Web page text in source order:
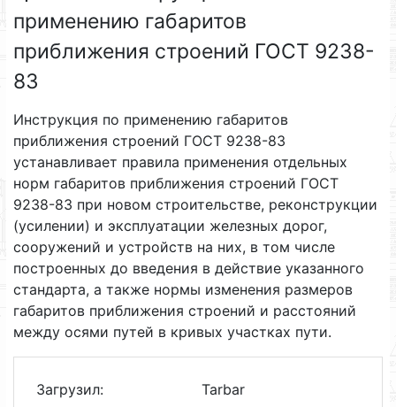
применению габаритов
приближения строений ГОСТ 9238-
83
Инструкция по применению габаритов
приближения строений ГОСТ 9238-83
устанавливает правила применения отдельных
норм габаритов приближения строений ГОСТ
9238-83 при новом строительстве, реконструкции
(усилении) и эксплуатации железных дорог,
сооружений и устройств на них, в том числе
построенных до введения в действие указанного
стандарта, а также нормы изменения размеров
габаритов приближения строений и расстояний
между осями путей в кривых участках пути.
Загрузил:
Tarbar